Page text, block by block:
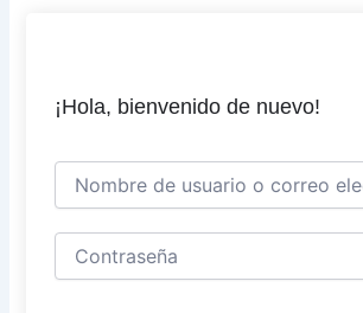
¡Hola, bienvenido de nuevo!